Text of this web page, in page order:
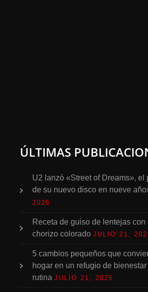
ÚLTIMAS
U2 lanzó «Street of Dreams», el
de su nuevo disco en nueve
2026
Receta de guiso de lentejas con
chorizo colorado JULIO 21,
5 cambios pequeños que
hogar en un refugio de
rutina JULIO 21, 2026